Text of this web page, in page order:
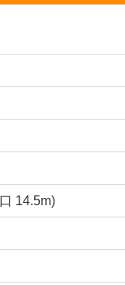
14.5m)